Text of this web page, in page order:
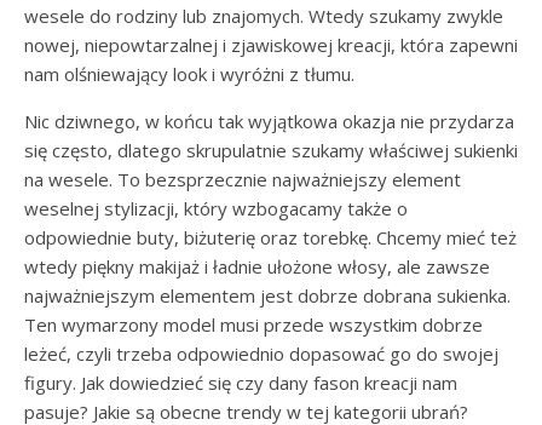
wesele do rodziny lub znajomych. Wtedy szukamy zwykle
nowej, niepowtarzalnej i zjawiskowej kreacji, która zapewni
nam olśniewający look i wyróżni z tłumu.
Nic dziwnego, w końcu tak wyjątkowa okazja nie przydarza
się często, dlatego skrupulatnie szukamy właściwej sukienki
na wesele. To bezsprzecznie najważniejszy element
weselnej stylizacji, który wzbogacamy także o
odpowiednie buty, biżuterię oraz torebkę. Chcemy mieć też
wtedy piękny makijaż i ładnie ułożone włosy, ale zawsze
najważniejszym elementem jest dobrze dobrana sukienka.
Ten wymarzony model musi przede wszystkim dobrze
leżeć, czyli trzeba odpowiednio dopasować go do swojej
figury. Jak dowiedzieć się czy dany fason kreacji nam
pasuje? Jakie są obecne trendy w tej kategorii ubrań?